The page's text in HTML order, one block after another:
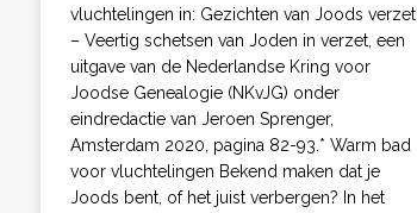
vluchtelingen in: Gezichten van Joods verzet
– Veertig schetsen van Joden in verzet, een
uitgave van de Nederlandse Kring voor
Joodse Genealogie (NKvJG) onder
eindredactie van Jeroen Sprenger,
Amsterdam 2020, pagina 82-93.* Warm bad
voor vluchtelingen Bekend maken dat je
Joods bent, of het juist verbergen? In het